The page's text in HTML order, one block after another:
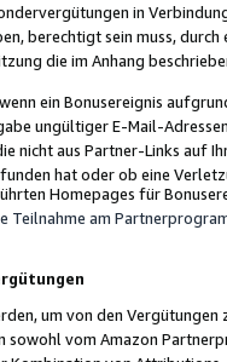
in
berechtigt sein muss,
die im Anhang
ein Bonusereignis
ungültiger E-Mail-
nicht aus Partner-Links auf
hat oder ob eine
Homepages für
Teilnahme am
um von den
sowohl vom Amazon